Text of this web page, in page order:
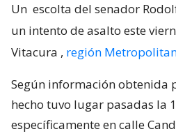
Un escolta del senador
un intento de asalto este
Vitacura , región
Según información obtenida
hecho tuvo lugar pasadas la
específicamente en calle